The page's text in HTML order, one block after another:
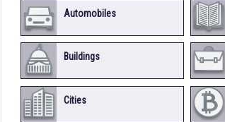
Automobiles
Buildings
Cities